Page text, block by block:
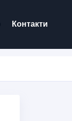
Контакти